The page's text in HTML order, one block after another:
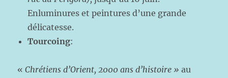
Enluminures et peintures d’une grande
délicatesse.
Tourcoing:
«Chrétiens d’Orient, 2000 ans d’histoire »au